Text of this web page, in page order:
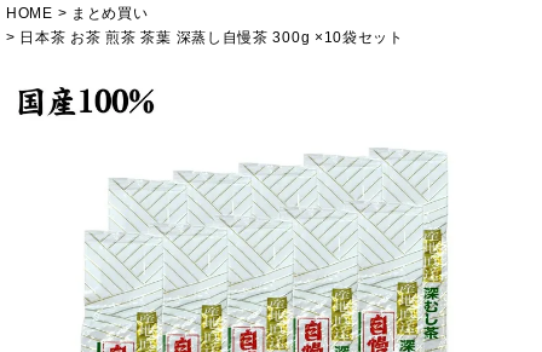
HOME
まとめ買い
日本茶 お茶 煎茶 茶葉 深蒸し自慢茶 300g ×10袋セット